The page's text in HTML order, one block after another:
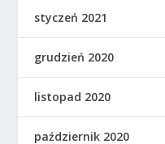
styczeń 2021
grudzień 2020
listopad 2020
październik 2020